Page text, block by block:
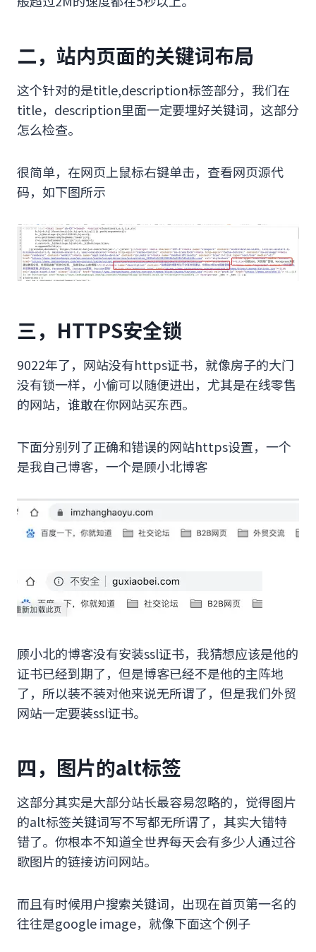
二，站内页面的关键词布局
这个针对的是title,description标签部分，我们在
title，description里面一定要埋好关键词，这部分
怎么检查。
很简单，在网页上鼠标右键单击，查看网页源代
码，如下图所示
三，HTTPS安全锁
9022年了，网站没有https证书，就像房子的大门
没有锁一样，小偷可以随便进出，尤其是在线零售
的网站，谁敢在你网站买东西。
下面分别列了正确和错误的网站https设置，一个
是我自己博客，一个是顾小北博客
顾小北的博客没有安装ssl证书，我猜想应该是他的
证书已经到期了，但是博客已经不是他的主阵地
了，所以装不装对他来说无所谓了，但是我们外贸
网站一定要装ssl证书。
四，图片的alt标签
这部分其实是大部分站长最容易忽略的，觉得图片
的alt标签关键词写不写都无所谓了，其实大错特
错了。你根本不知道全世界每天会有多少人通过谷
歌图片的链接访问网站。
而且有时候用户搜索关键词，出现在首页第一名的
往往是google image，就像下面这个例子